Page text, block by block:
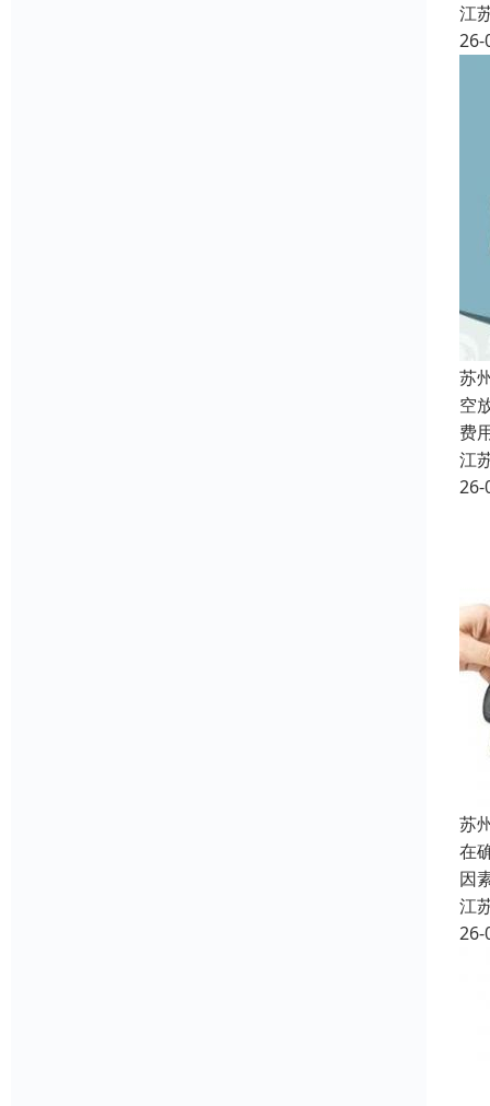
江
26-
苏
空
费
江
26-
苏
在
因
江
26-